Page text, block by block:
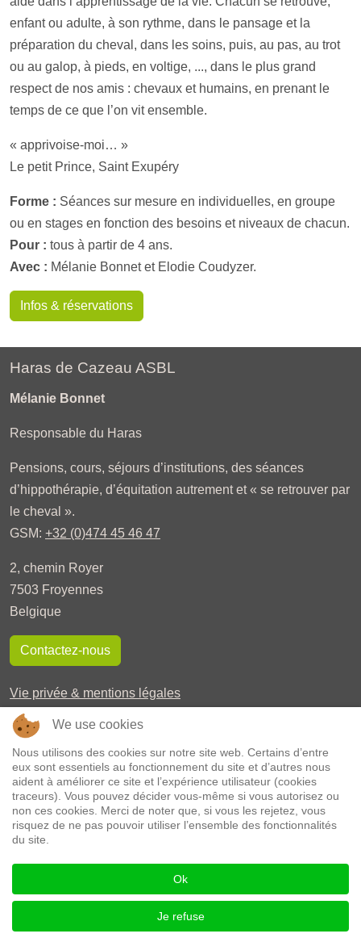
enfant ou adulte, à son rythme, dans le pansage et la
préparation du cheval, dans les soins, puis, au pas, au trot
ou au galop, à pieds, en voltige, ..., dans le plus grand
respect de nos amis : chevaux et humains, en prenant le
temps de ce que l’on vit ensemble.
« apprivoise-moi… »
Le petit Prince, Saint Exupéry
Forme : Séances sur mesure en individuelles, en groupe
ou en stages en fonction des besoins et niveaux de chacun.
Pour : tous à partir de 4 ans.
Avec : Mélanie Bonnet et Elodie Coudyzer.
Infos & réservations
Haras de Cazeau ASBL
Mélanie Bonnet
Responsable du Haras
Pensions, cours, séjours d’institutions, des séances
d’hippothérapie, d’équitation autrement et « se retrouver par
le cheval ».
GSM: +32 (0)474 45 46 47
2, chemin Royer
7503 Froyennes
Belgique
Contactez-nous
Vie privée & mentions légales
Plan du site
Téléchargements
TVA: 0475 865 766
Fortis 001-3626835-81
Chèques bancaires à l’ordre du Haras de Cazeau asbl
acceptés
We use cookies
Nous utilisons des cookies sur notre site web. Certains d’entre
eux sont essentiels au fonctionnement du site et d’autres nous
aident à améliorer ce site et l’expérience utilisateur (cookies
traceurs). Vous pouvez décider vous-même si vous autorisez ou
non ces cookies. Merci de noter que, si vous les rejetez, vous
risquez de ne pas pouvoir utiliser l’ensemble des fonctionnalités
du site.
Ok
Je refuse